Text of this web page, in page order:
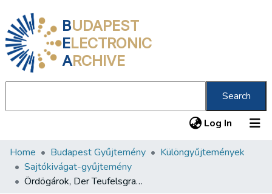
BUDAPEST
ELECTRONIC
ARCHIVE
Search
Log In (current)
Communities & Collections
All of DSpace
Home Budapest Gyűjtemény
Különgyűjtemények
Sajtókivágat-gyűjtemény
Ördögárok, Der Teufelsgraben